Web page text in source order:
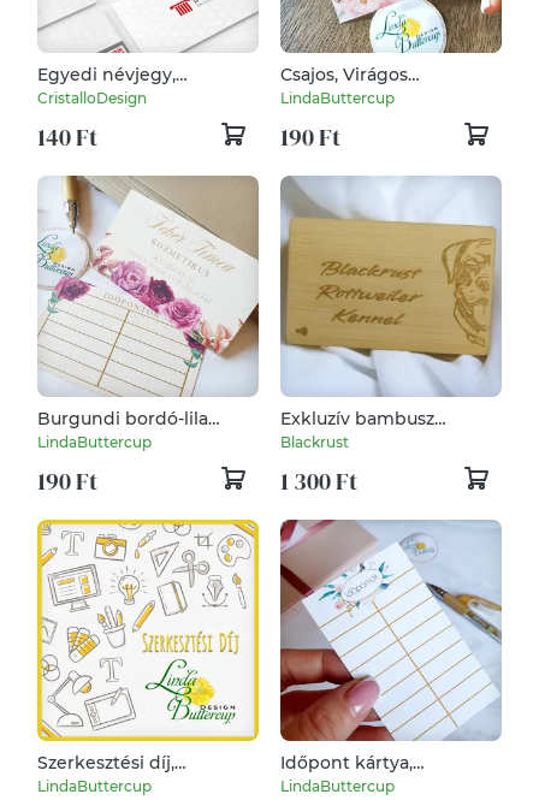
Egyedi névjegy,
névjegykártya tervezés
QR kóddal
CristalloDesign
140 Ft
Csajos, Virágos
Névjegykártya,
kozmetikus, fodrász,
körmös, pasztell,
rózsaszín
LindaButtercup
190 Ft
Burgundi bordó-lila
rózsás, Csajos, DUPLA
OLDALAS, időpontos,
Névjegykártya,
kozmetikus, fodrász,
körmös,
LindaButtercup
190 Ft
Exkluzív bambusz
névjegykártya NFC
Blackrust
1 300 Ft
Szerkesztési díj,
Szerkesztési költség,
Egyedi Design, Tervezés,
LindaButtercup
Időpont kártya,
Névjegykártya,
kozmetikus, fodrász,
LindaButtercup